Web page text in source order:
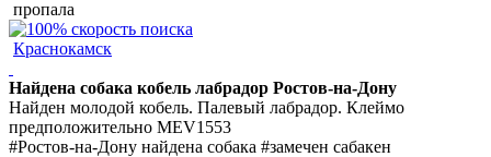
пропала
Краснокамск
Найдена собака кобель лабрадор Ростов-на-Дону
Найден молодой кобель. Палевый лабрадор. Клеймо
предположительно MEV1553
#Ростов-на-Дону найдена собака #замечен сабакен